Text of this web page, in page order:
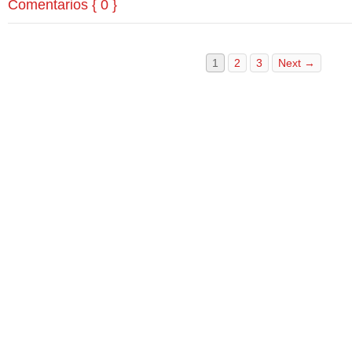
Comentarios { 0 }
1 2 3 Next →